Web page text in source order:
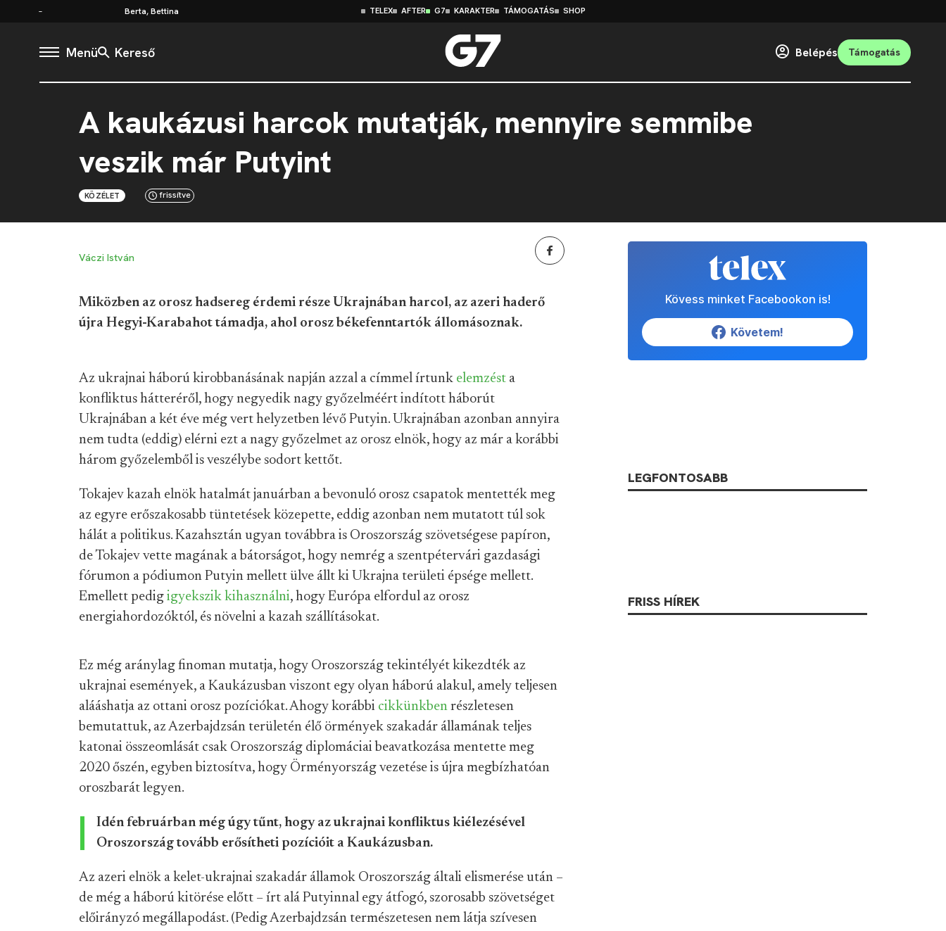
Berta, Bettina TELEX AFTER G7 KARAKTER TÁMOGATÁS SHOP
Menü Kereső Belépés Támogatás
A kaukázusi harcok mutatják, mennyire semmibe
veszik már Putyint
KÖZÉLET frissítve
Váczi István
Miközben az orosz hadsereg érdemi része Ukrajnában harcol, az azeri haderő
újra Hegyi-Karabahot támadja, ahol orosz békefenntartók állomásoznak.
Az ukrajnai háború kirobbanásának napján azzal a címmel írtunk elemzést a
konfliktus hátteréről, hogy negyedik nagy győzelméért indított háborút
Ukrajnában a két éve még vert helyzetben lévő Putyin. Ukrajnában azonban annyira
nem tudta (eddig) elérni ezt a nagy győzelmet az orosz elnök, hogy az már a korábbi
három győzelemből is veszélybe sodort kettőt.
Tokajev kazah elnök hatalmát januárban a bevonuló orosz csapatok mentették meg
az egyre erőszakosabb tüntetések közepette, eddig azonban nem mutatott túl sok
hálát a politikus. Kazahsztán ugyan továbbra is Oroszország szövetségese papíron,
de Tokajev vette magának a bátorságot, hogy nemrég a szentpétervári gazdasági
fórumon a pódiumon Putyin mellett ülve állt ki Ukrajna területi épsége mellett.
Emellett pedig igyekszik kihasználni, hogy Európa elfordul az orosz
energiahordozóktól, és növelni a kazah szállításokat.
Ez még aránylag finoman mutatja, hogy Oroszország tekintélyét kikezdték az
ukrajnai események, a Kaukázusban viszont egy olyan háború alakul, amely teljesen
alááshatja az ottani orosz pozíciókat. Ahogy korábbi cikkünkben részletesen
bemutattuk, az Azerbajdzsán területén élő örmények szakadár államának teljes
katonai összeomlását csak Oroszország diplomáciai beavatkozása mentette meg
2020 őszén, egyben biztosítva, hogy Örményország vezetése is újra megbízhatóan
oroszbarát legyen.
Idén februárban még úgy tűnt, hogy az ukrajnai konfliktus kiélezésével
Oroszország tovább erősítheti pozícióit a Kaukázusban.
Az azeri elnök a kelet-ukrajnai szakadár államok Oroszország általi elismerése után –
de még a háború kitörése előtt – írt alá Putyinnal egy átfogó, szorosabb szövetséget
előirányzó megállapodást. (Pedig Azerbajdzsán természetesen nem látja szívesen
Kövess minket Facebookon is!
Követem!
LEGFONTOSABB
FRISS HÍREK